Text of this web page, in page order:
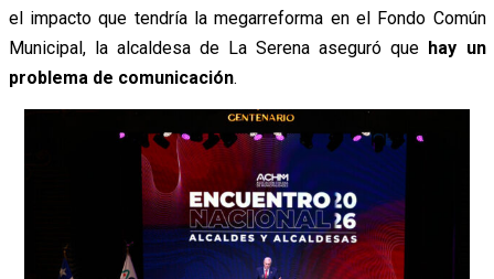
el impacto que tendría la megarreforma en el Fondo Común
Municipal, la alcaldesa de La Serena aseguró que hay un
problema de comunicación.